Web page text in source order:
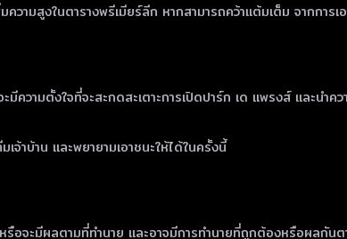
ามสูงในตารางพรีเมียร์ลีก หากสามารถคว้าแต้มเต็ม จากการเ
วามตั้งใจที่จะสะกดสะเตาะการเปิดปาร์ก เด แพรงส์ และนำ
จ้าบ้าน และพยายามเอาชนะให้ได้ในครั้งนี้
อจะมีผลตามที่ทำนาย และอาจมีการทำนายที่ถูกต้องหรือผลกัน